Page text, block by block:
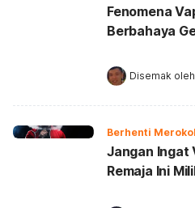
Fenomena
Berbahaya
Disemak oleh
Berhenti
Jangan Ingat
Remaja Ini